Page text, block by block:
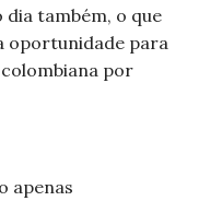
também, o que
oportunidade para
por
apenas